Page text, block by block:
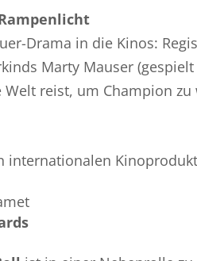
Drama in die Kinos:
Marty Mauser
reist, um Champion zu
internationalen